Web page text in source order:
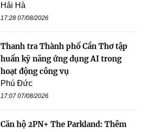
Hải Hà
17:28 07/08/2026
Thanh tra Thành phố Cần Thơ tập
huấn kỹ năng ứng dụng AI trong
hoạt động công vụ
Phú Đức
17:07 07/08/2026
Căn hộ 2PN+ The Parkland: Thêm